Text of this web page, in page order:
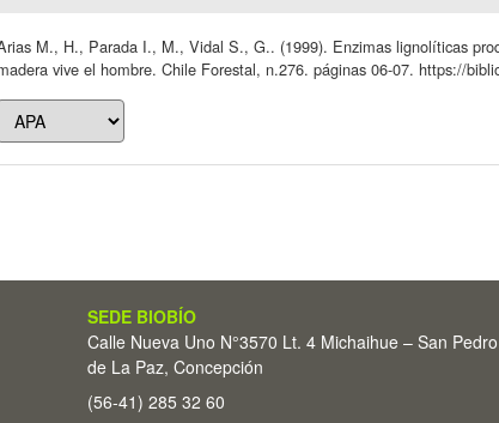
M., H., Parada I., M., Vidal S., G.. (1999). Enzimas lignolíticas
vive el hombre. Chile Forestal, n.276. páginas 06-07. https://
SEDE BIOBÍO
Calle Nueva Uno N°3570 Lt. 4 Michaihue – San Pedro
de La Paz, Concepción
(56-41) 285 32 60